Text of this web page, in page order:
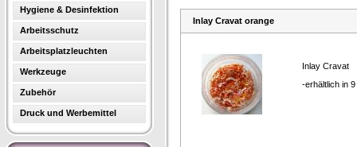
Hygiene & Desinfektion
Arbeitsschutz
Arbeitsplatzleuchten
Werkzeuge
Zubehör
Druck und Werbemittel
Inlay Cravat orange
Inlay Cravat
-erhältlich in